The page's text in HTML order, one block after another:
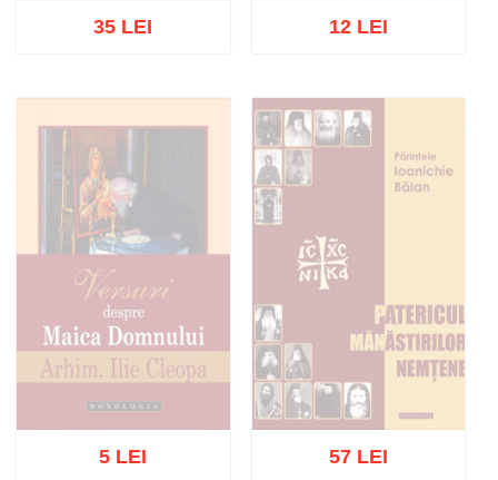
Adaugă în coș Wishlist
35 LEI
Stoc epuizat
12 LEI
5 LEI 57 LEI